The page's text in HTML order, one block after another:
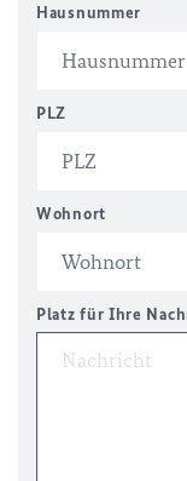
Hausnummer
PLZ
Wohnort
Platz für Ihre